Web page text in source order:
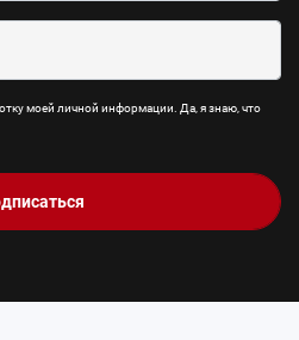
моей личной информации. Да, я знаю, что